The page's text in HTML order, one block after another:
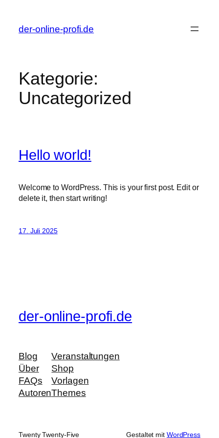
springen
der-online-profi.de
Kategorie:
Uncategorized
Hello world!
Welcome to WordPress. This is your first post. Edit or
delete it, then start writing!
17. Juli 2025
der-online-profi.de
Blog
Über
FAQs
Autoren
Veranstaltungen
Shop
Vorlagen
Themes
Twenty Twenty-Five Gestaltet mit WordPress